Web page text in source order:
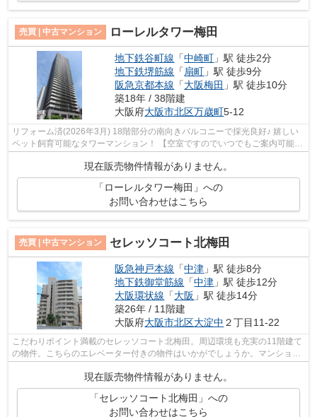
売買 | 中古マンション ローレルタワー梅田
地下鉄谷町線 「中崎町 」駅 徒歩2分
地下鉄堺筋線 「 扇町 」駅 徒歩9分
阪急京都本線 「大阪梅田 」駅 徒歩10分
築18年 / 38階建
大阪府大阪市北区万歳町5-12
リフォーム済(2026年3月) 18階部分の南向きバルコニーで採光良好♪ 嬉しい
ペット飼育可能なタワーマンション！ 【空室ですのでいつでもご案内可能で
す！】
現在販売物件情報がありません。
「ローレルタワー梅田」への
お問い合わせはこちら
売買 | 中古マンション セレッソコート北梅田
阪急神戸本線 「中津 」駅 徒歩8分
地下鉄御堂筋線 「中津 」駅 徒歩12分
大阪環状線 「大阪 」駅 徒歩14分
築26年 / 11階建
大阪府大阪市北区大淀中 ２丁目11-22
こだわりポイント満載のセレッソコート北梅田。周辺環境も充実の11階建て
の物件。こちらのエレベーター付きの物件はいかがでしょうか。マンション
現在販売物件情報がありません。
「セレッソコート北梅田」への
お問い合わせはこちら